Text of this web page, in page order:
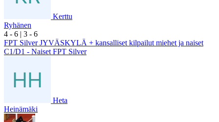
Kerttu
Ryhänen
4 - 6 | 3 - 6
FPT Silver JYVÄSKYLÄ + kansalliset kilpailut miehet ja naiset
C1/D1 - Naiset FPT Silver
Heta
Heinämäki